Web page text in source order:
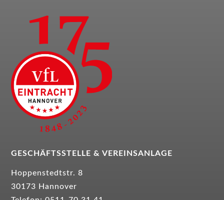
GESCHÄFTSSTELLE &VEREINSANLAGE
Hoppenstedtstr. 8
30173 Hannover